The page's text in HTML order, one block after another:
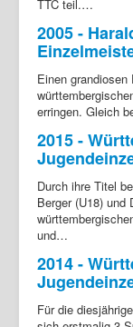
TTC teil.…
2005 -
Einen
erringen. Gleich
2015 -
Durch ihre Titel
Berger (U18) und
und…
2014 -
Für die